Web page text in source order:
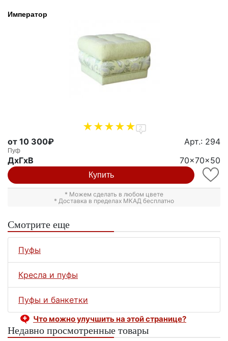
Император
2
от 10 300₽ Арт.: 294
Пуф
ДxГxВ 70x70x50
Купить
* Можем сделать в любом цвете
* Доставка в пределах МКАД бесплатно
Смотрите еще
Пуфы
Кресла и пуфы
Пуфы и банкетки
Что можно улучшить на этой странице?
Недавно просмотренные товары